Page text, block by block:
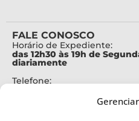
FALE CONOSCO
Horário de Expediente:
das 12h30 às 19h de
diariamente
Telefone: